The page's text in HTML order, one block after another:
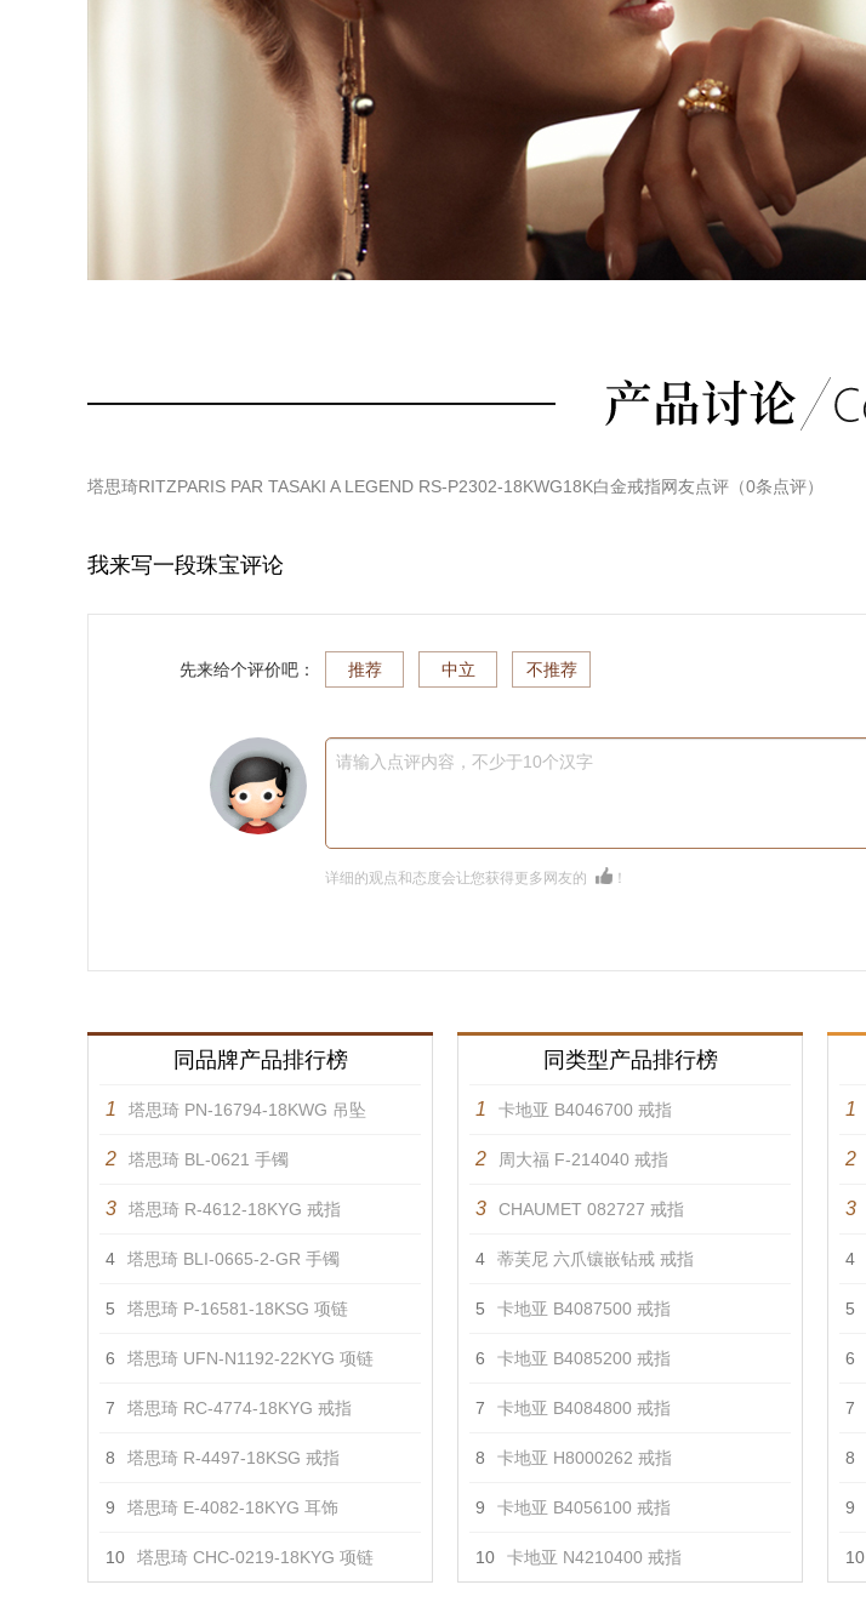
塔思琦RITZPARIS PAR TASAKI A LEGEND RS-P2302-18KWG18K白金戒指网友点评（0条点评）
我来写一段珠宝评论
先来给个评价吧： 推荐 中立 不推荐
请输入点评内容，不少于10个汉字
详细的观点和态度会让您获得更多网友的 ！
同品牌产品排行榜
1 塔思琦 PN-16794-18KWG 吊坠
2 塔思琦 BL-0621 手镯
3 塔思琦 R-4612-18KYG 戒指
4 塔思琦 BLI-0665-2-GR 手镯
5 塔思琦 P-16581-18KSG 项链
6 塔思琦 UFN-N1192-22KYG 项链
7 塔思琦 RC-4774-18KYG 戒指
8 塔思琦 R-4497-18KSG 戒指
9 塔思琦 E-4082-18KYG 耳饰
10 塔思琦 CHC-0219-18KYG 项链
同类型产品排行榜
1 卡地亚 B4046700 戒指
2 周大福 F-214040 戒指
3 CHAUMET 082727 戒指
4 蒂芙尼 六爪镶嵌钻戒 戒指
5 卡地亚 B4087500 戒指
6 卡地亚 B4085200 戒指
7 卡地亚 B4084800 戒指
8 卡地亚 H8000262 戒指
9 卡地亚 B4056100 戒指
10 卡地亚 N4210400 戒指
1
2
3
4
5
6
7
8
9
10